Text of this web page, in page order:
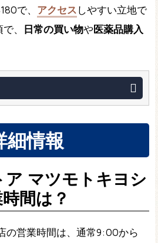
で、 アクセス しやすい立地で
、 日常の買い物や医薬品購入
細情報
ア マツモトキヨシ
間は？
の営業時間は、通常9:00から